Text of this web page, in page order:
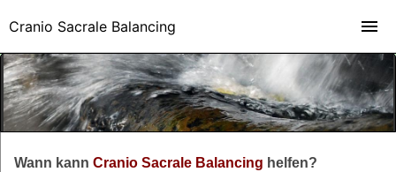
Wann kann Cranio Sacrale Balancing helfen?
Cranio Sacrale Balancing